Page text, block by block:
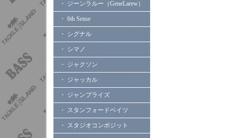
・ ジーンラルー（GeneLarew）
・ 6th Sense
・ シグナル
・ シマノ
・ ジャクソン
・ ジャッカル
・ ジャンプライズ
・ スタンフォードベイツ
・ スタジオコンポジット